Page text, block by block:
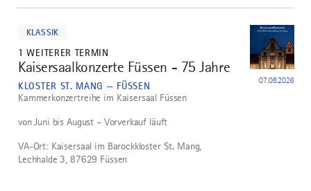
KLASSIK
1 WEITERER TERMIN
2
Kaisersaalkonzerte Füssen - 75 Jahre
KLOSTER ST. MANG — FÜSSEN 07.08.2026
Kammerkonzertreihe im Kaisersaal Füssen
von Juni bis August – Vorverkauf läuft
VA-Ort: Kaisersaal im Barockkloster St. Mang,
Lechhalde 3, 87629 Füssen